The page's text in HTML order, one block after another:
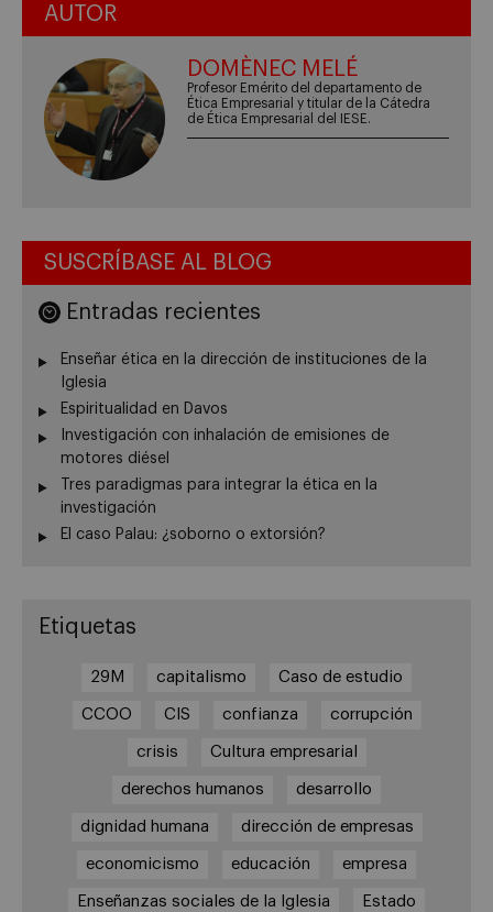
AUTOR
DOMÈNEC MELÉ
Profesor Emérito del departamento de
Ética Empresarial y titular de la Cátedra
de Ética Empresarial del IESE.
SUSCRÍBASE AL BLOG
Entradas recientes
Enseñar ética en la dirección de instituciones de la
Iglesia
Espiritualidad en Davos
Investigación con inhalación de emisiones de
motores diésel
Tres paradigmas para integrar la ética en la
investigación
El caso Palau: ¿soborno o extorsión?
Etiquetas
29M capitalismo Caso de estudio
CCOO CIS confianza corrupción
crisis Cultura empresarial
derechos humanos desarrollo
dignidad humana dirección de empresas
economicismo educación empresa
Enseñanzas sociales de la Iglesia Estado